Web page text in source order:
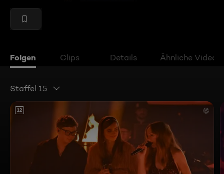
Folgen Clips Details Ähnliche Videos
Staffel 15
12